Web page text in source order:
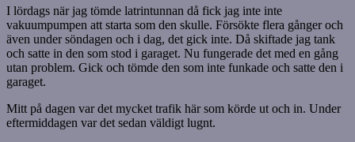
I lördags när jag tömde latrintunnan då fick jag inte inte
vakuumpumpen att starta som den skulle. Försökte flera gånger och
även under söndagen och i dag, det gick inte. Då skiftade jag tank
och satte in den som stod i garaget. Nu fungerade det med en gång
utan problem. Gick och tömde den som inte funkade och satte den i
garaget.
Mitt på dagen var det mycket trafik här som körde ut och in. Under
eftermiddagen var det sedan väldigt lugnt.